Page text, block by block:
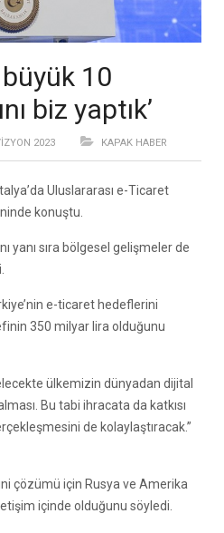
büyük 10
biz yaptık’
2023 KAPAK HABER
Uluslararası e-Ticaret
konuştu.
yanı sıra bölgesel gelişmeler de
e-ticaret hedeflerini
350 milyar lira olduğunu
ülkemizin dünyadan dijital
Bu tabi ihracata da katkısı
de kolaylaştıracak.”
çözümü için Rusya ve Amerika
içinde olduğunu söyledi.